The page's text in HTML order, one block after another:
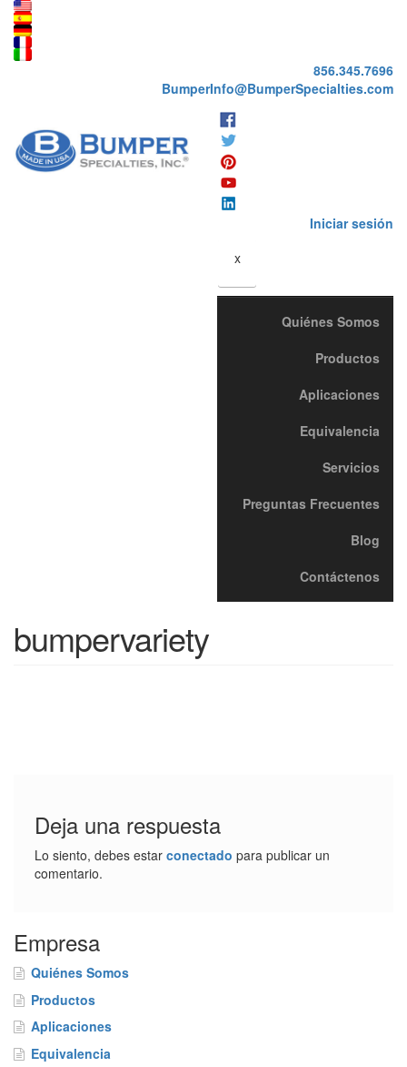
856.345.7696
BumperInfo@BumperSpecialties.com
Iniciar sesión
x
Quiénes Somos
Productos
Aplicaciones
Equivalencia
Servicios
Preguntas Frecuentes
Blog
Contáctenos
bumpervariety
Deja una respuesta
Lo siento, debes estar conectado para publicar un
comentario.
Empresa
Quiénes Somos
Productos
Aplicaciones
Equivalencia